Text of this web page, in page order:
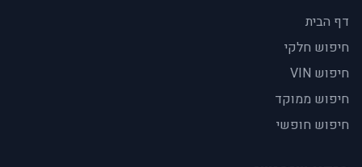
דף הבית
חיפוש חלקי
חיפוש VIN
חיפוש ממוקד
חיפוש חופשי